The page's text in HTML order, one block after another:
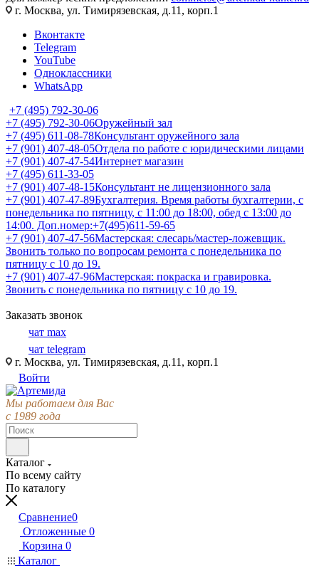
г. Москва, ул. Тимирязевская, д.11, корп.1
Вконтакте
Telegram
YouTube
Одноклассники
WhatsApp
+7 (495) 792-30-06
+7 (495) 792-30-06Оружейный зал
+7 (495) 611-08-78Консультант оружейного зала
+7 (901) 407-48-05Отдела по работе с юридическими лицами
+7 (901) 407-47-54Интернет магазин
+7 (495) 611-33-05
+7 (901) 407-48-15Консультант не лицензионного зала
+7 (901) 407-47-89Бухгалтерия. Время работы бухгалтерии, с
понедельника по пятницу, с 11:00 до 18:00, обед с 13:00 до
14:00. Доп.номер:+7(495)611-59-65
+7 (901) 407-47-56Мастерская: слесарь/мастер-ложевщик.
Звонить только по вопросам ремонта с понедельника по
пятницу с 10 до 19.
+7 (901) 407-47-96Мастерская: покраска и гравировка.
Звонить с понедельника по пятницу с 10 до 19.
Заказать звонок
чат max
чат telegram
г. Москва, ул. Тимирязевская, д.11, корп.1
Войти
Мы работаем для Вас
с 1989 года
Каталог
По всему сайту
По каталогу
Сравнение0
Отложенные 0
Корзина 0
Каталог